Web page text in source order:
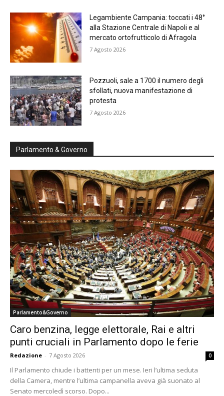
Legambiente Campania: toccati i 48°
alla Stazione Centrale di Napoli e al
mercato ortofrutticolo di Afragola
7 Agosto 2026
Pozzuoli, sale a 1700 il numero degli
sfollati, nuova manifestazione di
protesta
7 Agosto 2026
Parlamento & Governo
Parlamento&Governo
Caro benzina, legge elettorale, Rai e altri
punti cruciali in Parlamento dopo le ferie
Redazione - 7 Agosto 2026 0
Il Parlamento chiude i battenti per un mese. Ieri l’ultima seduta
della Camera, mentre l’ultima campanella aveva già suonato al
Senato mercoledì scorso. Dopo...